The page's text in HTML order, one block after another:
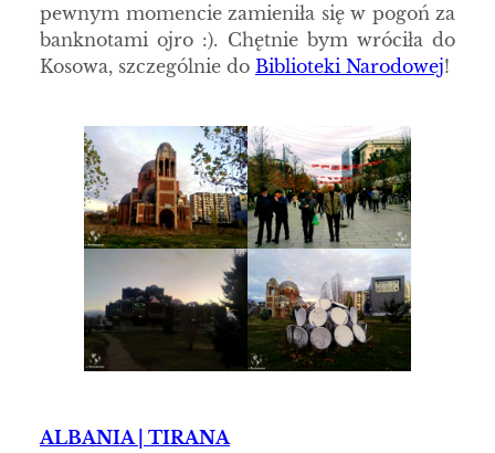
pewnym momencie zamieniła się w pogoń za
banknotami ojro :). Chętnie bym wróciła do
Kosowa, szczególnie do Biblioteki Narodowej!
ALBANIA | TIRANA